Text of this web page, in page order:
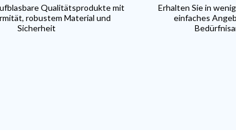
Qualitätsprodukte mit
robustem Material und
Sicherheit
Erhalten Sie in
einfaches